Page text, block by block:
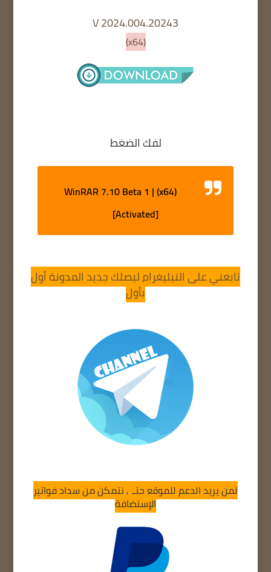
V 2024.004.20243
(x64)
لفك الضغط
WinRAR 7.10 Beta 1 | (x64)
[Activated]
تابعني على التيليغرام ليصلك جديد المدونة أول
بأول
لمن يريد الدعم للموقع حتى نتمكن من سداد فواتير
الإستضافة